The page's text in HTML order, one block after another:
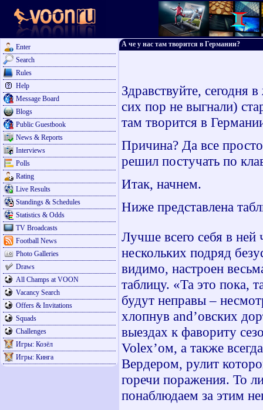
Enter
Search
Rules
Help
Message Board
Blogs
Public Guestbook
News & Reports
Interviews
Polls
Rating
Live Results
Standings & Schedules
Statistics & Odds
TV Broadcasts
Football News
Photo Galleries
Draws
All Champs at VOON
Vacancy Search
Offers & Invitations
Squads
Challenges
Игры: Козёл
Игры: Кинга
А че у нас там творится в Германии?
Здравствуйте, сегодня
сих пор не выгнали)
там творится в
Причина? Да все
решил постучать по
Итак, начнем.
Ниже представлена
Лучше всего себя в ней
нескольких подряд
видимо, настроен
таблицу. «Та это пока,
будут неправы –
хлопнув and’овских
выездах к фавориту
Volex’ом, а также
Вердером, рулит
горечи поражения. То
понаблюдаем за этим